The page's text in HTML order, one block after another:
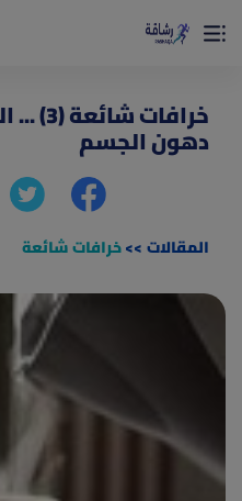
×
حساب الخطوات اليومية _
المقالات
من نحن(current)
الأسئلة الشائعة
دهون الجسم
المقالات>>خرافات شائعة